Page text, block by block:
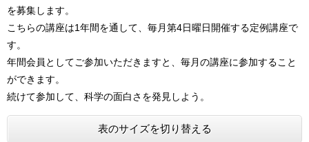
を募集します。
こちらの講座は1年間を通して、毎月第4日曜日開催する定例講座で
す。
年間会員としてご参加いただきますと、毎月の講座に参加すること
ができます。
続けて参加して、科学の面白さを発見しよう。
表のサイズを切り替える